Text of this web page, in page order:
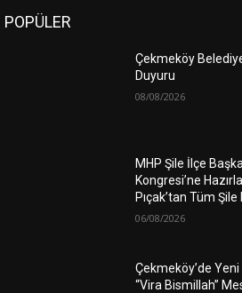
POPÜLER
Çekmeköy
Duyuru
08/08/2026
MHP Şile İlçe
Kongresi’ne
Pıçak’tan Tüm
06/08/2026
Çekmeköy’de
“Vira Bismillah”